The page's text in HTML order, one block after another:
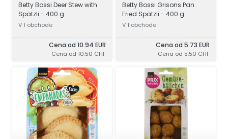
Betty Bossi Deer Stew with
Spätzli - 400 g
V 1 obchode
Cena od 10.94 EUR
Cena od 10.50 CHF
Betty Bossi Grisons Pan
Fried Spätzli - 400 g
V 1 obchode
Cena od 5.73 EUR
Cena od 5.50 CHF